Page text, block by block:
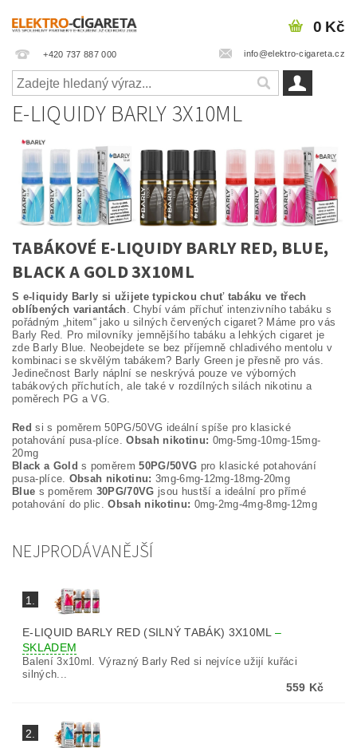
+420 737 887 000 info@elektro-cigareta.cz
0 Kč
E-LIQUIDY BARLY 3X10ML
TABÁKOVÉ E-LIQUIDY BARLY RED, BLUE,
BLACK A GOLD 3X10ML
S e-liquidy Barly si užijete typickou chuť tabáku ve třech
oblíbených variantách . Chybí vám příchuť intenzivního tabáku s
pořádným „hitem“ jako u silných červených cigaret? Máme pro vás
Barly Red. Pro milovníky jemnějšího tabáku a lehkých cigaret je
zde Barly Blue. Neobejdete se bez příjemně chladivého mentolu v
kombinaci se skvělým tabákem? Barly Green je přesně pro vás.
Jedinečnost Barly náplní se neskrývá pouze ve výborných
tabákových příchutích, ale také v rozdílných silách nikotinu a
poměrech PG a VG.
Red si s poměrem 50PG/50VG ideální spíše pro klasické
potahování pusa-plíce.Obsah nikotinu: 0mg-5mg-10mg-15mg-
20mg
Black a Gold s poměrem50PG/50VG pro klasické potahování
pusa-plíce. Obsah nikotinu: 3mg-6mg-12mg-18mg-20mg
Blue s poměrem 30PG/70VG jsou hustší a ideální pro přímé
potahování do plic.Obsah nikotinu: 0mg-2mg-4mg-8mg-12mg
NEJPRODÁVANĚJŠÍ
1.
E-LIQUID BARLY RED (SILNÝ TABÁK) 3X10ML –
SKLADEM
Balení 3x10ml. Výrazný Barly Red si nejvíce užijí kuřáci
silných...
559 Kč
2.